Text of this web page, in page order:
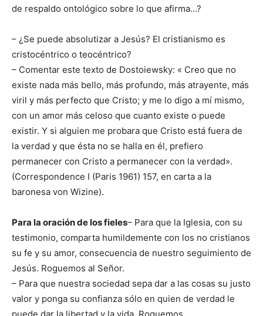
de respaldo ontológico sobre lo que afirma…?
– ¿Se puede absolutizar a Jesús? El cristianismo es
cristocéntrico o teocéntrico?
– Comentar este texto de Dostoiewsky: « Creo que no
existe nada más bello, más profundo, más atrayente, más
viril y más perfecto que Cristo; y me lo digo a mí mismo,
con un amor más celoso que cuanto existe o puede
existir. Y si alguien me probara que Cristo está fuera de
la verdad y que ésta no se halla en él, prefiero
permanecer con Cristo a permanecer con la verdad».
(Correspondence I (Paris 1961) 157, en carta a la
baronesa von Wizine).
Para la oración de los fieles– Para que la Iglesia, con su
testimonio, comparta humildemente con los no cristianos
su fe y su amor, consecuencia de nuestro seguimiento de
Jesús. Roguemos al Señor.
– Para que nuestra sociedad sepa dar a las cosas su justo
valor y ponga su confianza sólo en quien de verdad le